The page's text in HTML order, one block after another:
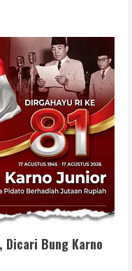
Dicari Bung Karno